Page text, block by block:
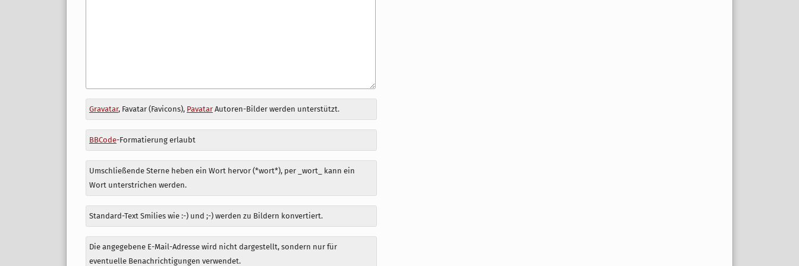
Antwort
zu
Gravatar, Favatar (Favicons), PavatarAutoren-Bilder werden unterstützt.
BBCode-Formatierung erlaubt
Umschließende Sterne heben ein Wort hervor (*wort*), per _wort_ kann ein
Wort unterstrichen werden.
Standard-Text Smilies wie :-) und ;-) werden zu Bildern konvertiert.
Die angegebene E-Mail-Adresse wird nicht dargestellt, sondern nur für
eventuelle Benachrichtigungen verwendet.